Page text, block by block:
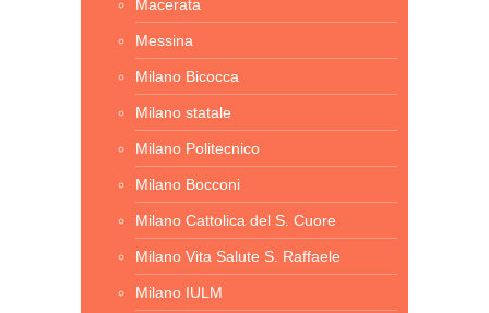
Macerata
Messina
Milano Bicocca
Milano statale
Milano Politecnico
Milano Bocconi
Milano Cattolica del S. Cuore
Milano Vita Salute S. Raffaele
Milano IULM